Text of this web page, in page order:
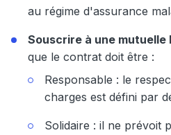
au régime d'assurance
Souscrire à une mutuelle
que le contrat doit être :
Responsable : le
charges est défini par
Solidaire : il ne prévoit